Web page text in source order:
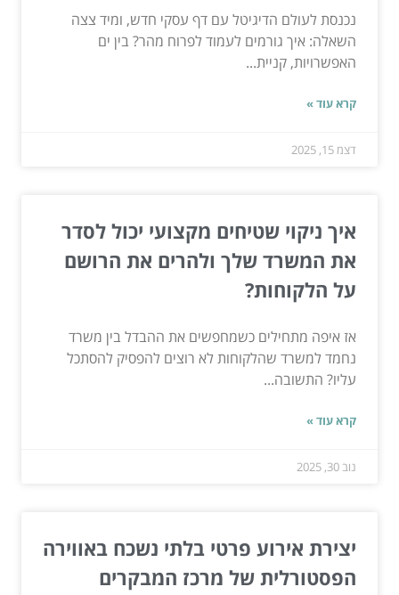
נכנסת לעולם הדיגיטל עם דף עסקי חדש, ומיד צצה
השאלה: איך גורמים לעמוד לפרוח מהר? בין ים
האפשרויות, קניית...
קרא עוד »
דצמ 15, 2025
איך ניקוי שטיחים מקצועי יכול לסדר
את המשרד שלך ולהרים את הרושם
על הלקוחות?
אז איפה מתחילים כשמחפשים את ההבדל בין משרד
נחמד למשרד שהלקוחות לא רוצים להפסיק להסתכל
עליו? התשובה...
קרא עוד »
נוב 30, 2025
יצירת אירוע פרטי בלתי נשכח באווירה
הפסטורלית של מרכז המבקרים